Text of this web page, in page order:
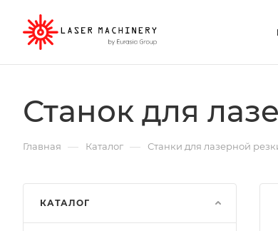
Станок для
Главная — Каталог — Станки для лазерной
КАТАЛОГ